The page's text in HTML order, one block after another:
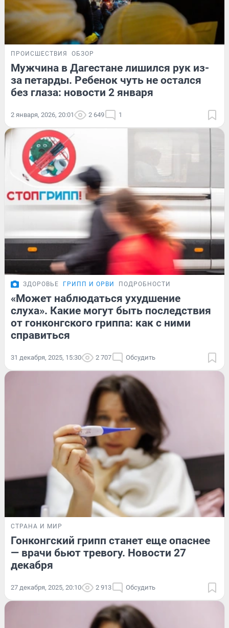
ПРОИСШЕСТВИЯ ОБЗОР
Мужчина в Дагестане лишился рук из-
за петарды. Ребенок чуть не остался
без глаза: новости 2 января
2 января, 2026, 20:01 2 649 1
ЗДОРОВЬЕ ГРИПП И ОРВИ ПОДРОБНОСТИ
«Может наблюдаться ухудшение
слуха». Какие могут быть последствия
от гонконгского гриппа: как с ними
справиться
31 декабря, 2025, 15:30 2 707 Обсудить
СТРАНА И МИР
Гонконгский грипп станет еще опаснее
— врачи бьют тревогу. Новости 27
декабря
27 декабря, 2025, 20:10 2 913 Обсудить